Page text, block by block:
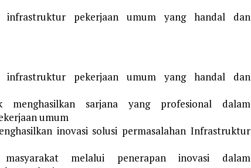
infrastruktur pekerjaan umum yang handal dan
infrastruktur pekerjaan umum yang handal dan
menghasilkan sarjana yang profesional dalam
umum
inovasi solusi permasalahan Infrastruktur
masyarakat melalui penerapan inovasi dalam